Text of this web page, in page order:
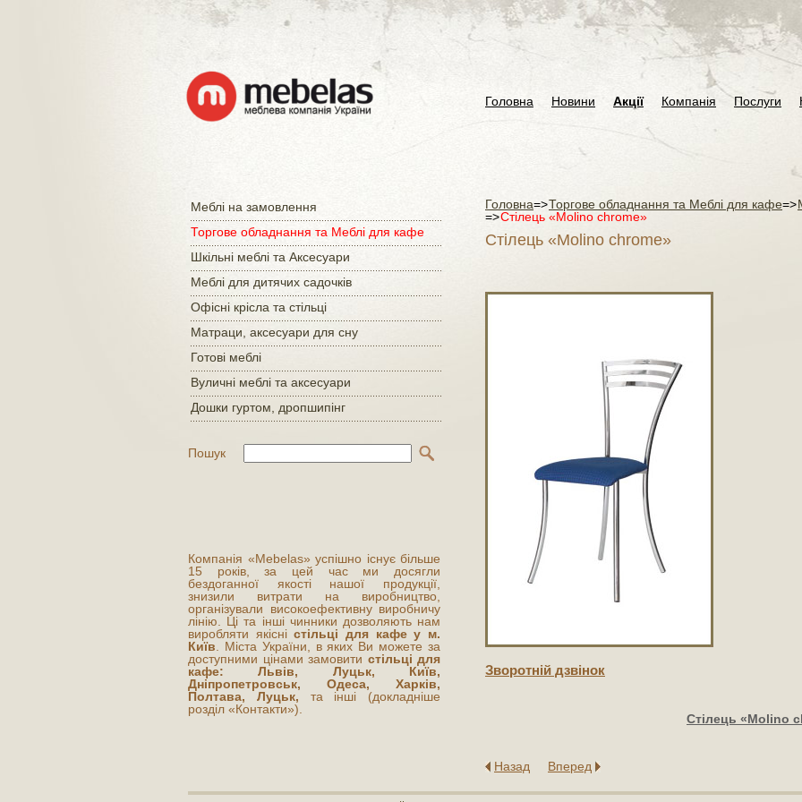
Головна Новини Акції Компанія Послуги
Меблі на замовлення
Торгове обладнання та Меблі для кафе
Шкільні меблі та Аксесуари
Меблі для дитячих садочків
Офісні крісла та стільці
Матраци, аксесуари для сну
Готові меблі
Вуличні меблі та аксесуари
Дошки гуртом, дропшипінг
Пошук
Компанія «Mebelas» успішно існує більше
15 років, за цей час ми досягли
бездоганної якості нашої продукції,
знизили витрати на виробництво,
організували високоефективну виробничу
лінію. Ці та інші чинники дозволяють нам
виробляти якісністільці для кафе у м.
Київ . Міста України, в яких Ви можете за
доступними цінами замовити стільці для
кафе: Львів, Луцьк, Київ,
Дніпропетровськ, Одеса, Харків,
Полтава, Луцьк, та інші (докладніше
розділ «Контакти»).
Головна=>Торгове обладнання та Меблі для кафе=>
=>Стілець «Molino chrome»
Стілець «Molino chrome»
Зворотнiй дзвiнок
Стілець «Molino
Назад Вперед